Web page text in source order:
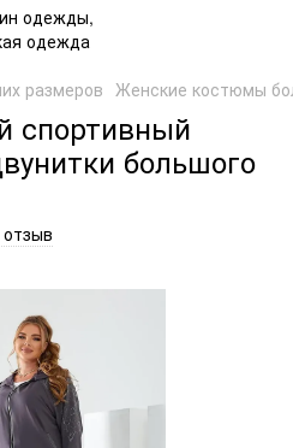
размеров Женские костюмы
спортивный
большого